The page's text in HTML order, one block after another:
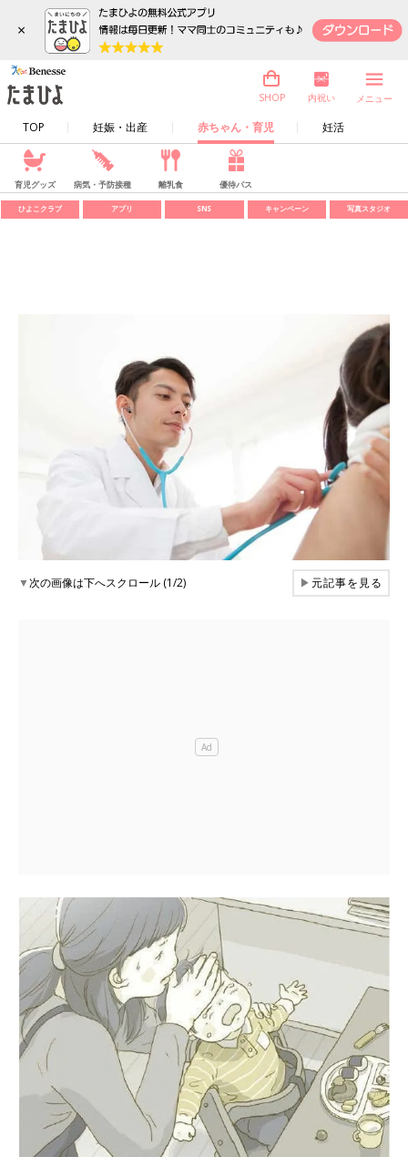
×
TOP 妊娠・出産 赤ちゃん・育児 妊活
SHOP 内祝い メニュー
育児グッズ 病気・予防接種 離乳食 優待パス
ひよこクラブ アプリ SNS キャンペーン 写真スタジオ
▼次の画像は下へスクロール (1/2) ▶元記事を見る